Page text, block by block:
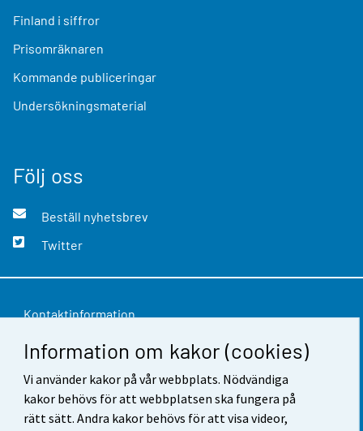
Information om kakor (cookies)
Vi använder kakor på vår webbplats. Nödvändiga
kakor behövs för att webbplatsen ska fungera på
rätt sätt. Andra kakor behövs för att visa videor,
Finland i siffror
Prisomräknaren
Kommande publiceringar
Undersökningsmaterial
Följ oss
Beställ nyhetsbrev
Twitter
Kontaktinformation
Respons
Användarvillkor
Dataskydd